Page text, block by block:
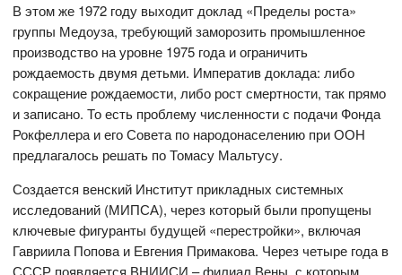
В этом же 1972 году выходит доклад «Пределы роста»
группы Медоуза, требующий заморозить промышленное
производство на уровне 1975 года и ограничить
рождаемость двумя детьми. Императив доклада: либо
сокращение рождаемости, либо рост смертности, так прямо
и записано. То есть проблему численности с подачи Фонда
Рокфеллера и его Совета по народонаселению при ООН
предлагалось решать по Томасу Мальтусу.
Создается венский Институт прикладных системных
исследований (МИПСА), через который были пропущены
ключевые фигуранты будущей «перестройки», включая
Гавриила Попова и Евгения Примакова. Через четыре года в
СССР появляется ВНИИСИ – филиал Вены, с которым